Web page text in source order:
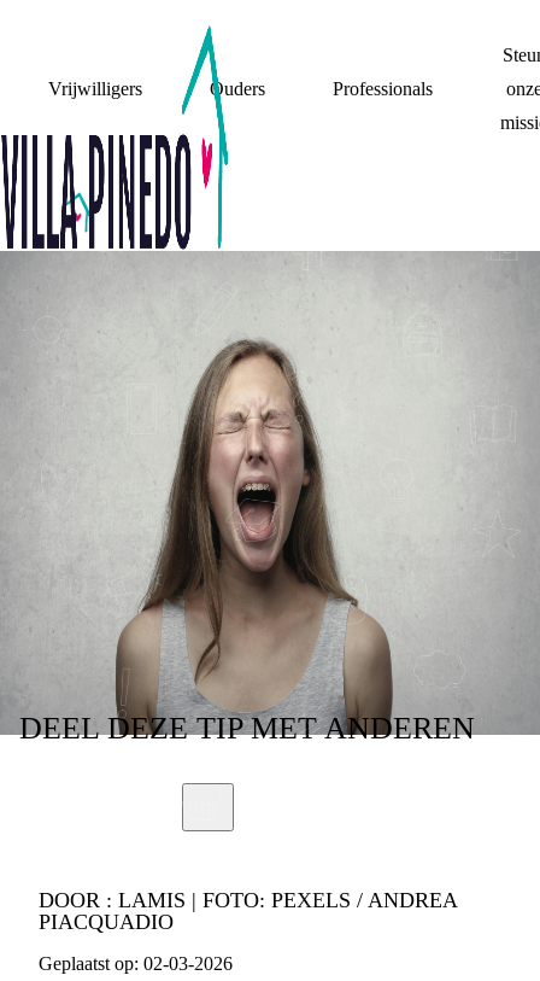
Vrijwilligers Ouders Professionals
EMOTIES ERUIT!
ZO GA JE OM MET
BOOSHEID EN
VERDRIET
DEELDEZE TIPMET ANDEREN
DOOR : LAMIS | FOTO: PEXELS / ANDREA
PIACQUADIO
Geplaatst op: 02-03-2026